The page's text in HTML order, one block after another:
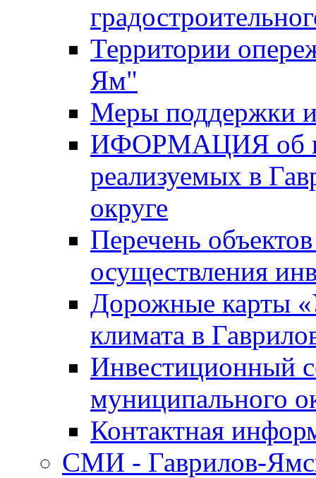
Территории
Ям"
Меры поддержки
ИФОРМАЦИЯ об
реализуемых в
округе
Перечень
осуществления
Дорожные карты
климата в
Инвестиционный
муниципального
Контактная
СМИ - Гаврилов-